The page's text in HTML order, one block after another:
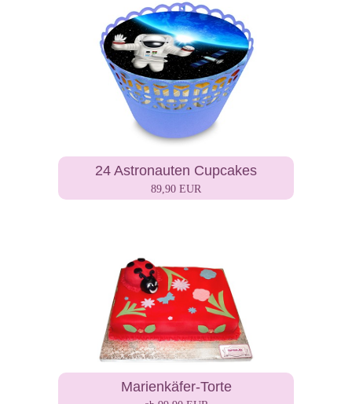
24 Astronauten Cupcakes
89,90 EUR
Marienkäfer-Torte